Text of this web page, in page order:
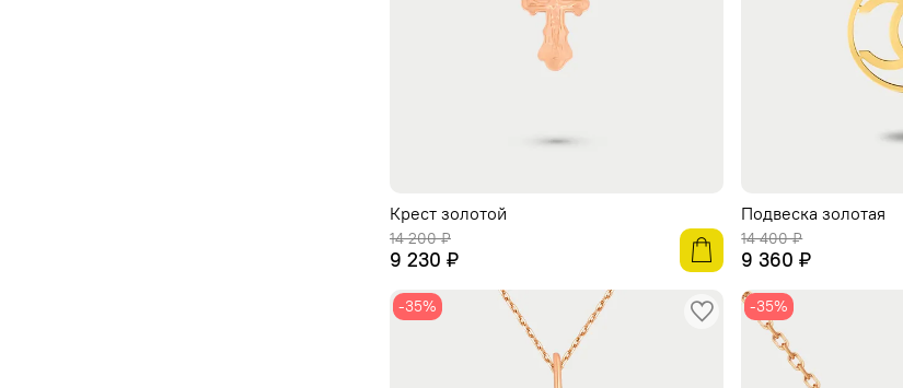
Крест золотой
14 200 ₽
9 230 ₽
Подвеска золотая
14 400 ₽
9 360 ₽
-35% -35%